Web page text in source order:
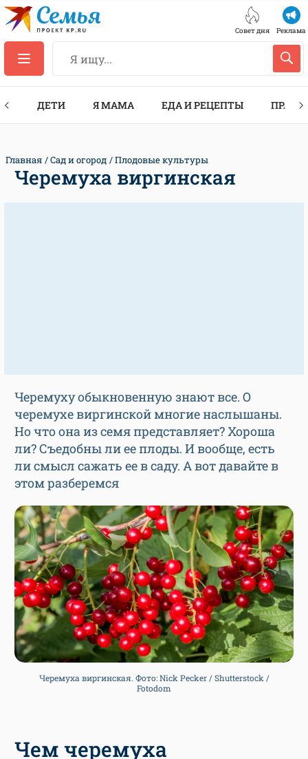
Совет дня Реклама
ДЕТИ Я МАМА ЕДА И РЕЦЕПТЫ
Главная Сад и огород Плодовые культуры
Черемуха виргинская
Черемуху обыкновенную знают все. О
черемухе виргинской многие наслышаны.
Но что она из семя представляет? Хороша
ли? Съедобны ли ее плоды. И вообще, есть
ли смысл сажать ее в саду. А вот давайте в
этом разберемся
Черемуха виргинская. Фото: Nick Pecker / Shutterstock /
Fotodom
Чем черемуха